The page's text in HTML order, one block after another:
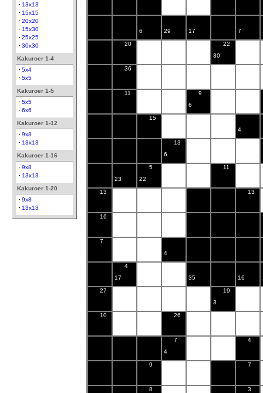
13x13
15x15
20x20
15x30
25x25
30x30
Kakuroer 1-4
5x4
5x5
Kakuroer 1-5
5x5
6x6
Kakuroer 1-12
9x8
13x13
Kakuroer 1-16
9x8
13x13
Kakuroer 1-20
9x8
13x13
6 29 17 7
20
22
30
36
11
9
6
15
4
13
6
23
5
22
11
13 13
16
7
4
4
17
35 16
27
19
3
10
26
7
4
4
9 7
8 3